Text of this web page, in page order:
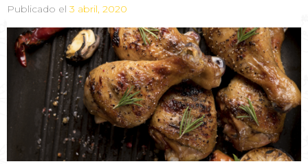
Publicado el 3 abril, 2020